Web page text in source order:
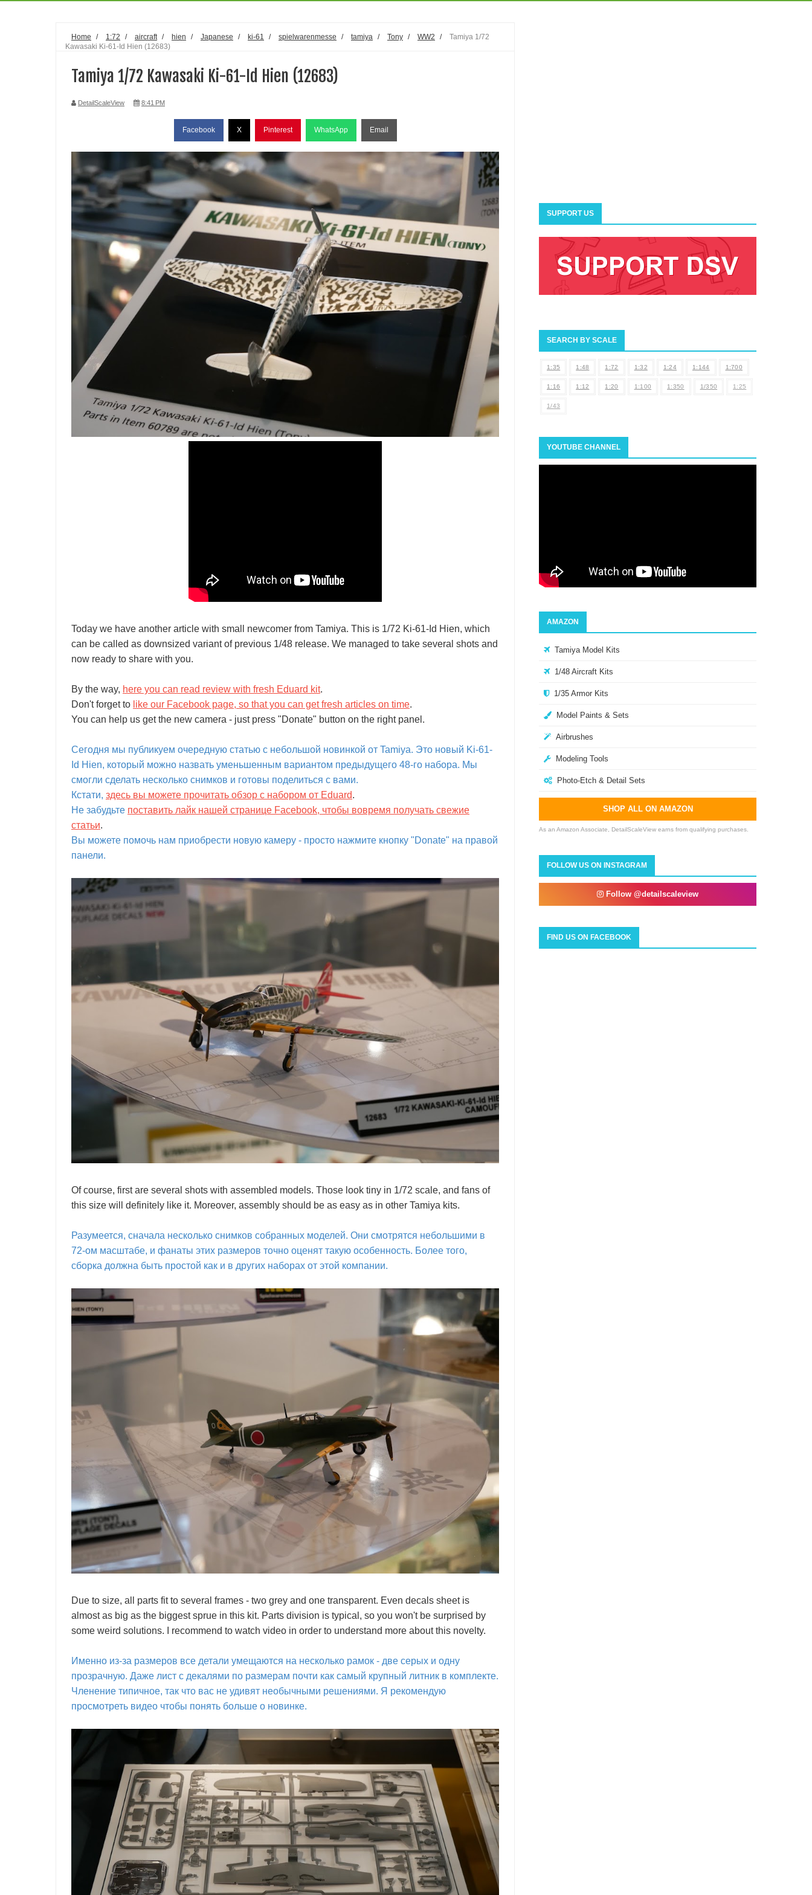
Home / 1:72 / aircraft / hien / Japanese / ki-61 / spielwarenmesse / tamiya / Tony / WW2 /
Tamiya 1/72
Kawasaki Ki-61-Id Hien (12683)
Tamiya 1/72 Kawasaki Ki-61-Id Hien (12683)
DetailScaleView 8:41 PM
Facebook X Pinterest WhatsApp Email
Today we have another article with small newcomer from Tamiya. This is 1/72 Ki-61-Id Hien, which
can be called as downsized variant of previous 1/48 release. We managed to take several shots and
now ready to share with you.
By the way, here you can read review with fresh Eduard kit.
Don't forget to like our Facebook page, so that you can get fresh articles on time.
You can help us get the new camera - just press "Donate" button on the right panel.
Сегодня мы публикуем очередную статью с небольшой новинкой от Tamiya. Это новый Ki-61-
Id Hien, который можно назвать уменьшенным вариантом предыдущего 48-го набора. Мы
смогли сделать несколько снимков и готовы поделиться с вами.
Кстати, здесь вы можете прочитать обзор с набором от Eduard.
Не забудьте поставить лайк нашей странице Facebook, чтобы вовремя получать свежие
статьи.
Вы можете помочь нам приобрести новую камеру - просто нажмите кнопку "Donate" на правой
панели.
Of course, first are several shots with assembled models. Those look tiny in 1/72 scale, and fans of
this size will definitely like it. Moreover, assembly should be as easy as in other Tamiya kits.
Разумеется, сначала несколько снимков собранных моделей. Они смотрятся небольшими в
72-ом масштабе, и фанаты этих размеров точно оценят такую особенность. Более того,
сборка должна быть простой как и в других наборах от этой компании.
Due to size, all parts fit to several frames - two grey and one transparent. Even decals sheet is
almost as big as the biggest sprue in this kit. Parts division is typical, so you won't be surprised by
some weird solutions. I recommend to watch video in order to understand more about this novelty.
Именно из-за размеров все детали умещаются на несколько рамок - две серых и одну
прозрачную. Даже лист с декалями по размерам почти как самый крупный литник в комплекте.
Членение типичное, так что вас не удивят необычными решениями. Я рекомендую
просмотреть видео чтобы понять больше о новинке.
SUPPORT US
SEARCH BY SCALE
1:35 1:48 1:72 1:32 1:24 1:144 1:700
1:16 1:12 1:20 1:100 1:350 1/350 1:25
1/43
YOUTUBE CHANNEL
AMAZON
Tamiya Model Kits
1/48 Aircraft Kits
1/35 Armor Kits
Model Paints & Sets
Airbrushes
Modeling Tools
Photo-Etch & Detail Sets
SHOP ALL ON AMAZON
As an Amazon Associate, DetailScaleView earns from qualifying purchases.
FOLLOW US ON INSTAGRAM
Follow @detailscaleview
FIND US ON FACEBOOK